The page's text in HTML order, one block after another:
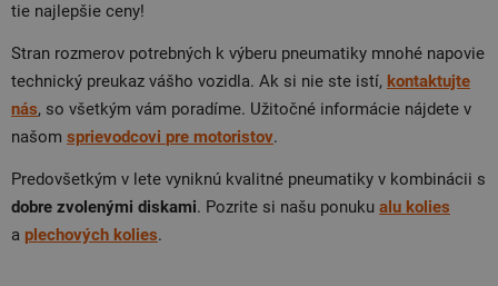
tie najlepšie ceny!
Stran rozmerov potrebných k výberu pneumatiky mnohé napovie
technický preukaz vášho vozidla. Ak si nie ste istí, kontaktujte
nás, so všetkým vám poradíme. Užitočné informácie nájdete v
našom sprievodcovi pre motoristov.
Predovšetkým v lete vyniknú kvalitné pneumatiky v kombinácii s
dobre zvolenými diskami. Pozrite si našu ponuku alu kolies
a plechových kolies.